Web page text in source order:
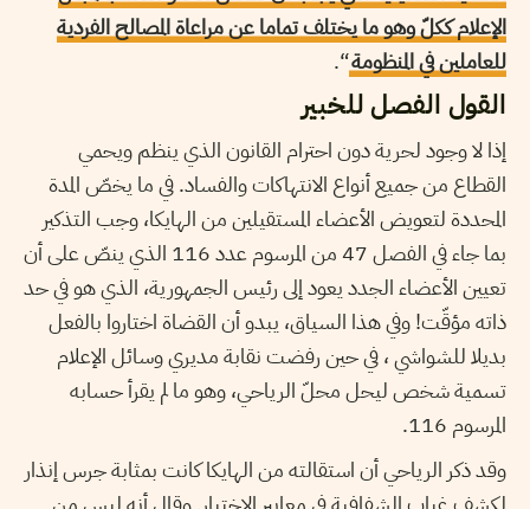
الإعلام ككلّ وهو ما يختلف تماما عن مراعاة المصالح الفردية
للعاملين في المنظومة“.
القول الفصل للخبير
إذا لا وجود لحرية دون احترام القانون الذي ينظم ويحمي
القطاع من جميع أنواع الانتهاكات والفساد. في ما يخصّ المدة
المحددة لتعويض الأعضاء المستقيلين من الهايكا، وجب التذكير
بما جاء في الفصل 47 من المرسوم عدد 116 الذي ينصّ على أن
تعيين الأعضاء الجدد يعود إلى رئيس الجمهورية، الذي هو في حد
ذاته مؤقّت! وفي هذا السياق، يبدو أن القضاة اختاروا بالفعل
بديلا للشواشي ، في حين رفضت نقابة مديري وسائل الإعلام
تسمية شخص ليحل محلّ الرياحي، وهو ما لم يقرأ حسابه
المرسوم 116.
وقد ذكر الرياحي أن استقالته من الهايكا كانت بمثابة جرس إنذار